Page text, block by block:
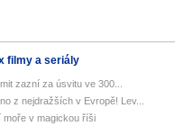
filmy a seriály
zazní za úsvitu ve 300...
z nejdražších v Evropě! Lev...
moře v magickou říši